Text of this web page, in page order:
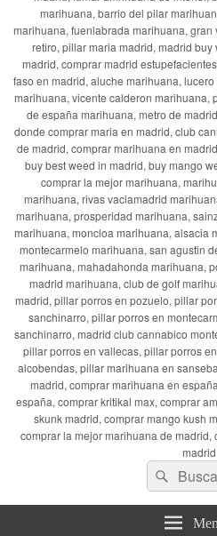
marihuana, barrio del pilar
marihuana, fuenlabrada marihuana,
retiro, pillar maria madrid, madrid
madrid, comprar madrid
faso en madrid, aluche marihuana,
marihuana, vicente calderon marihuana,
de españa marihuana, metro de
donde comprar maria en madrid, club
de madrid, comprar marihuana en
buy best weed in madrid, buy mango
comprar la mejor marihuana,
marihuana, rivas vaciamadrid
marihuana, prosperidad marihuana,
marihuana, moncloa marihuana, alsacia
montecarmelo marihuana, san agustin
marihuana, mahadahonda marihuana,
madrid marihuana, club de golf
madrid, pillar porros en pozuelo, pillar
sanchinarro, pillar porros en
sanchinarro, madrid club cannabico
pillar porros en vallecas, pillar porros
alcobendas, pillar marihuana en
madrid, comprar marihuana en
españa, comprar kritikal max, comprar
skunk madrid, comprar mango kush
comprar la mejor marihuana de
madrid
Buscar
por:
Buscar